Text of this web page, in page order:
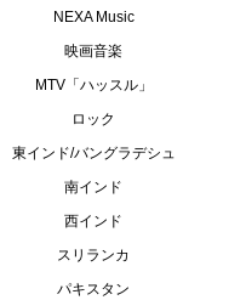
NEXA Music
映画音楽
MTV「ハッスル」
ロック
東インド/バングラデシュ
南インド
西インド
スリランカ
パキスタン